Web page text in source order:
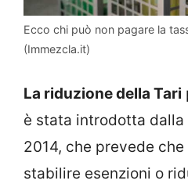
Ecco chi può non pagare la
(Immezcla.it)
La riduzione della Tari
è stata introdotta
2014, che prevede
stabilire esenzioni o